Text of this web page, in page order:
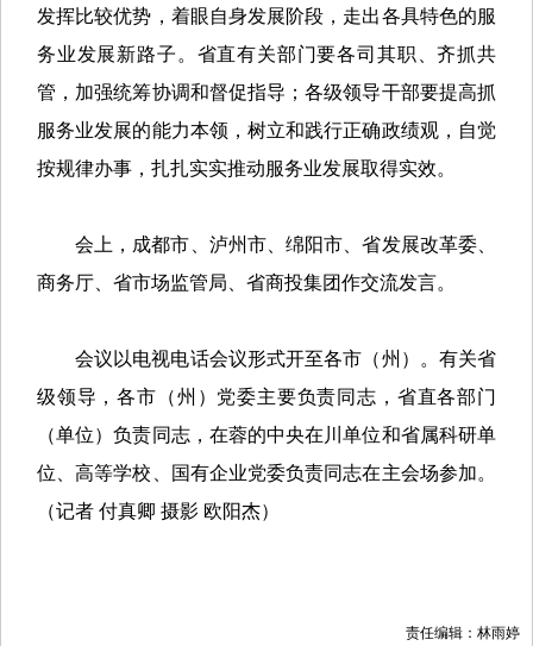
发挥比较优势，着眼自身发展阶段，走出各具特色的服
务业发展新路子。省直有关部门要各司其职、齐抓共
管，加强统筹协调和督促指导；各级领导干部要提高抓
服务业发展的能力本领，树立和践行正确政绩观，自觉
按规律办事，扎扎实实推动服务业发展取得实效。
会上，成都市、泸州市、绵阳市、省发展改革委、
商务厅、省市场监管局、省商投集团作交流发言。
会议以电视电话会议形式开至各市（州）。有关省
级领导，各市（州）党委主要负责同志，省直各部门
（单位）负责同志，在蓉的中央在川单位和省属科研单
位、高等学校、国有企业党委负责同志在主会场参加。
（记者 付真卿 摄影 欧阳杰）
责任编辑：林雨婷